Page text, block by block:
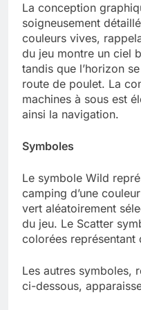
La conception
soigneusement
couleurs vives,
du jeu montre un ciel
tandis que l’horizon
route de poulet. La
machines à sous est
ainsi la navigation.
Symboles
Le symbole Wild
camping d’une
vert aléatoirement
du jeu. Le Scatter
colorées représentant
Les autres symboles,
ci-dessous,